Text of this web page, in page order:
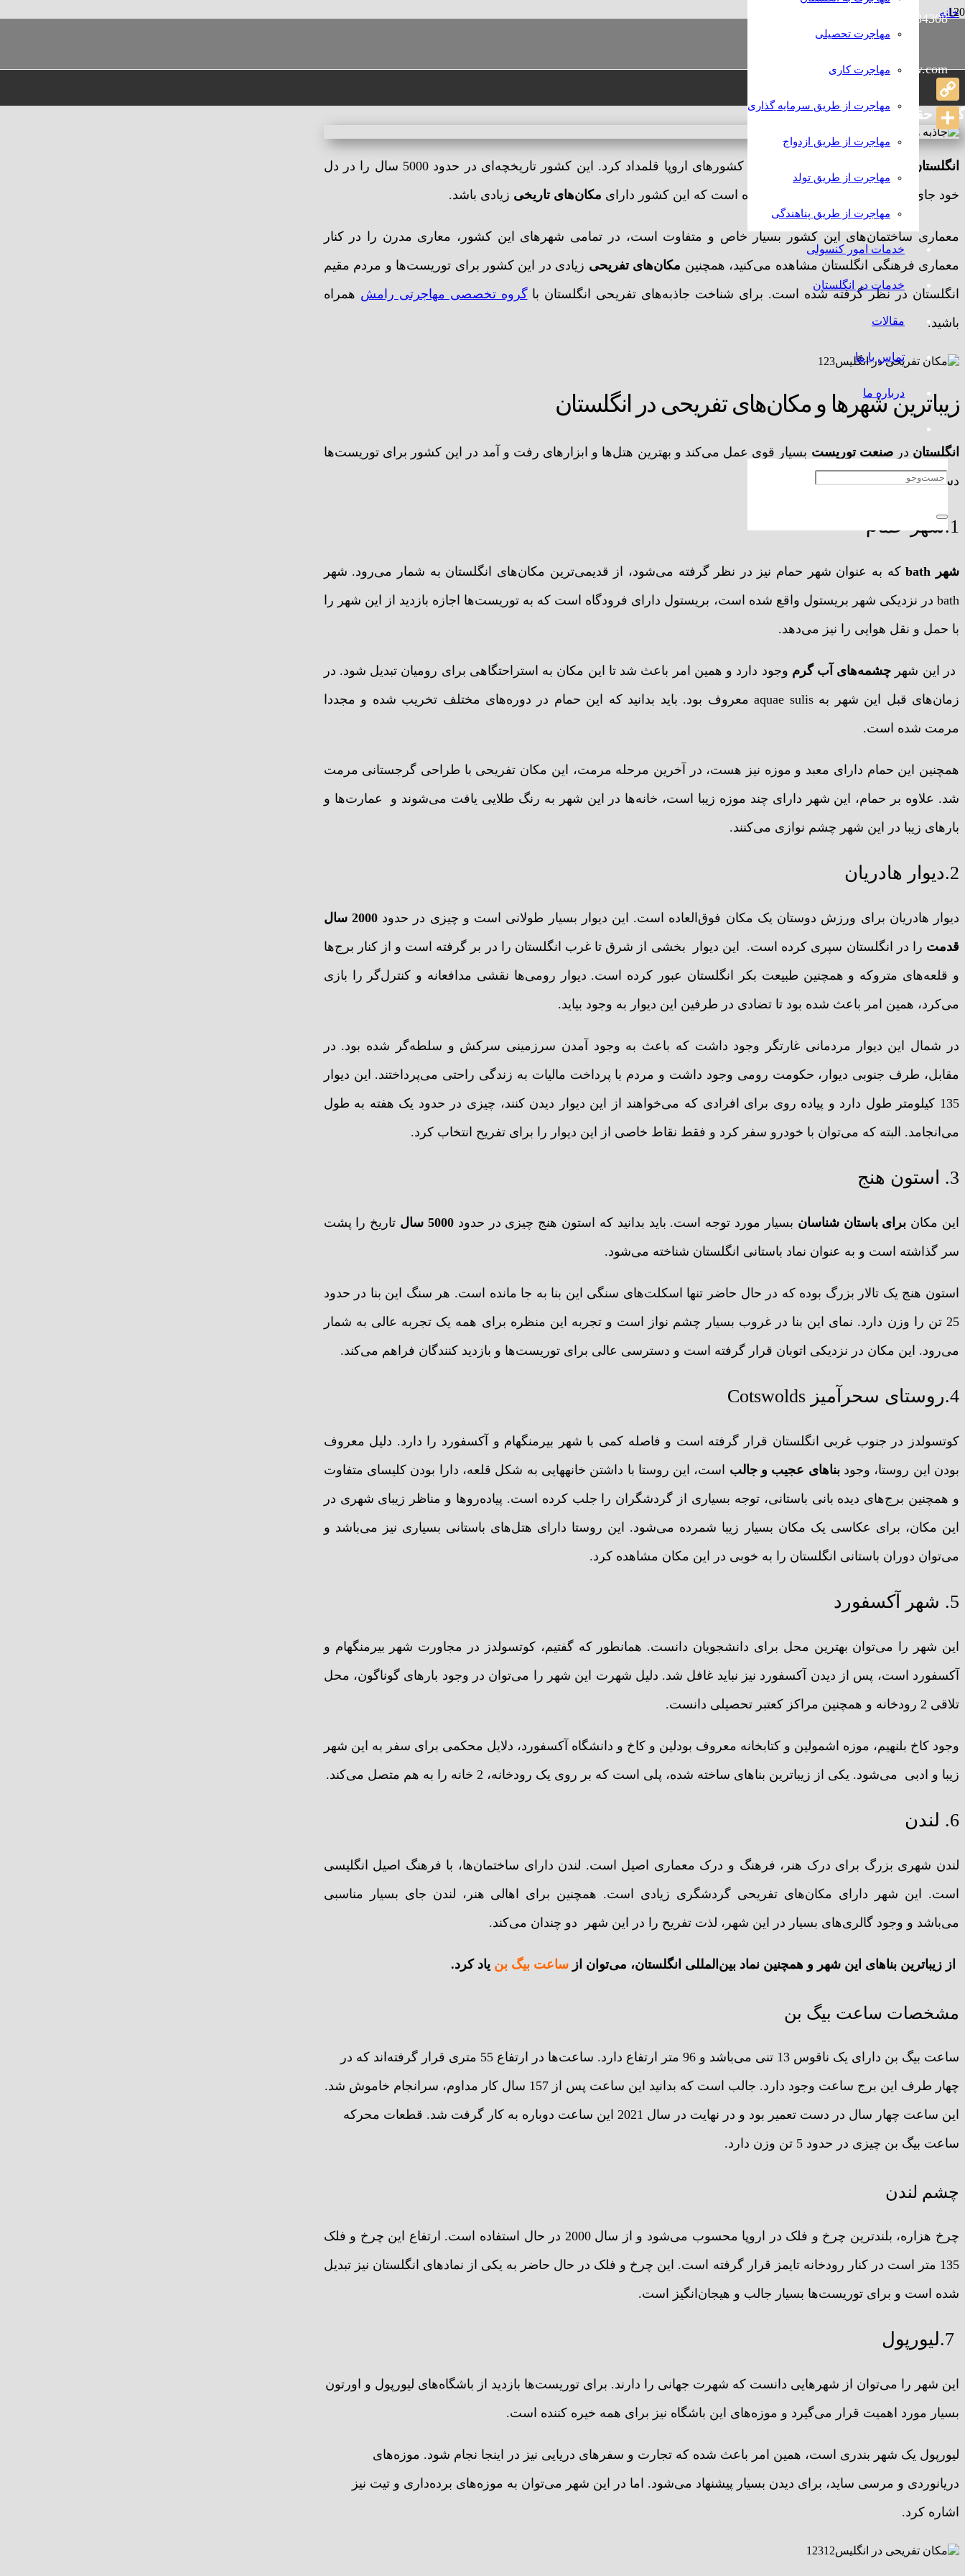
989386384308+
info@rameshlaw.com
مهاجرت تحصیلی
مهاجرت کاری
مهاجرت از طریق سرمایه گذاری
مهاجرت از طریق ازدواج
مهاجرت از طریق تولد
مهاجرت از طریق پناهندگی
خدمات امور کنسولی
خدمات در انگلستان
مقالات
تماس با ما
درباره ما
گروه حقوقی و مهاجرتی رامش
خانه
عمومی
جاذبه‌های تفریحی انگلستان
جاذبه‌های تفریحی انگلستان
انگلستان
را می‌توان یکی از قدیمی‌ترین کشورهای اروپا قلمداد کرد. این کشور تاریخچه‌ای در حدود 5000 سال را در دل
خود جای داده است، همین امر باعث شده است که این کشور دارای مکان‌های تاریخی زیادی باشد.
معماری ساختمان‌های این کشور بسیار خاص و متفاوت است، در تمامی شهرهای این کشور، معاری مدرن را در کنار
معماری فرهنگی انگلستان مشاهده می‌کنید، همچنین مکان‌های تفریحی زیادی در این کشور برای توریست‌ها و مردم مقیم
انگلستان در نظر گرفته شده است. برای شناخت جاذبه‌های تفریحی انگلستان باگروه تخصصی مهاجرتی رامش همراه
باشید.
زیباترین شهرها و مکان‌های تفریحی در انگلستان
انگلستان درصنعت توریست بسیار قوی عمل می‌کند و بهترین هتل‌ها و ابزارهای رفت و آمد در این کشور برای توریست‌ها
دسترس است.
1.شهر حمام
شهر bath
که به عنوان شهر حمام نیز در نظر گرفته می‌شود، از قدیمی‌ترین مکان‌های انگلستان به شمار می‌رود. شهر
bath در نزدیکی شهر بریستول واقع شده است، بریستول دارای فرودگاه است که به توریست‌ها اجازه بازدید از این شهر را
با حمل و نقل هوایی را نیز می‌دهد.
در این شهر چشمه‌های آب گرم وجود دارد و همین امر باعث شد تا این مکان به استراحتگاهی برای رومیان تبدیل شود. در
زمان‌های قبل این شهر به aquae sulis معروف بود. باید بدانید که این حمام در دور‌ه‌های مختلف تخریب شده و مجددا
مرمت شده است.
همچنین این حمام دارای معبد و موزه نیز هست، در آخرین مرحله مرمت، این مکان تفریحی با طراحی گرجستانی مرمت
شد. علاوه بر حمام، این شهر دارای چند موزه زیبا است، خانه‌ها در این شهر به رنگ طلایی یافت می‌شوند و عمارت‌ها و
بارهای زیبا در این شهر چشم نوازی می‌کنند.
2.دیوار هادریان
دیوار هادریان برای ورزش دوستان یک مکان فوق‌العاده است. این دیوار بسیار طولانی است و چیزی در حدود
2000 سال
قدمت را در انگلستان سپری کرده است. این دیوار بخشی از شرق تا غرب انگلستان را در بر گرفته است و از کنار برج‌ها
و قلعه‌های متروکه و همچنین طبیعت بکر انگلستان عبور کرده است. دیوار رومی‌ها نقشی مدافعانه و کنترل‌گر را بازی
می‌کرد، همین امر باعث شده بود تا تضادی در طرفین این دیوار به وجود بیاید.
در شمال این دیوار مردمانی غارتگر وجود داشت که باعث به وجود آمدن سرزمینی سرکش و سلطه‌گر شده بود. در
مقابل، طرف جنوبی دیوار، حکومت رومی وجود داشت و مردم با پرداخت مالیات به زندگی راحتی می‌پرداختند. این دیوار
135 کیلومتر طول دارد و پیاده روی برای افرادی که می‌خواهند از این دیوار دیدن کنند، چیزی در حدود یک هفته به طول
می‌انجامد. البته که می‌توان با خودرو سفر کرد و فقط نقاط خاصی از این دیوار را برای تفریح انتخاب کرد.
3. استون هنج
این مکان برای باستان شناسان بسیار مورد توجه است. باید بدانید که استون هنج چیزی در حدود5000 سال
تاریخ را پشت
سر گذاشته است و به عنوان نماد باستانی انگلستان شناخته می‌شود.
استون هنج یک تالار بزرگ بوده که در حال حاضر تنها اسکلت‌های سنگی این بنا به جا مانده است. هر سنگ این بنا در حدود
25 تن را وزن دارد. نمای این بنا در غروب بسیار چشم نواز است و تجربه این منظره برای همه یک تجربه عالی به شمار
می‌رود. این مکان در نزدیکی اتوبان قرار گرفته است و دسترسی عالی برای توریست‌ها و بازدید کنندگان فراهم می‌کند.
4.روستای سحرآمیز Cotswolds
کوتسولدز در جنوب غربی انگلستان قرار گرفته است و فاصله کمی با شهر بیرمنگهام و آکسفورد را دارد. دلیل معروف
بودن این روستا، وجودبنا‌های عجیب و جالب
است، این روستا با داشتن خانه‎هایی به شکل قلعه، دارا بودن کلیسای متفاوت
و همچنین برج‌های دیده بانی باستانی، توجه بسیاری از گردشگران را جلب کرده است. پیاده‌روها و مناظر زیبای شهری در
این مکان، برای عکاسی یک مکان بسیار زیبا شمرده می‌شود. این روستا دارای هتل‌های باستانی بسیاری نیز می‌باشد و
می‌توان دوران باستانی انگلستان را به خوبی در این مکان مشاهده کرد.
5. شهر آکسفورد
این شهر را می‌توان بهترین محل برای دانشجویان دانست. همانطور که گفتیم، کوتسولدز در مجاورت شهر بیرمنگهام و
آکسفورد است، پس از دیدن آکسفورد نیز نباید غافل شد. دلیل شهرت این شهر را می‌توان در وجود بارهای گوناگون، محل
تلاقی 2 رودخانه و همچنین مراکز کعتبر تحصیلی دانست.
وجود کاخ‌ بلنهیم، موزه اشمولین و کتابخانه معروف بودلین و کاخ و دانشگاه آکسفورد، دلایل محکمی برای سفر به این شهر
زیبا و ادبی می‌شود. یکی از زیباترین بناهای ساخته شده، پلی است که بر روی یک رودخانه، 2 خانه را به هم متصل می‌کند.
6. لندن
لندن شهری بزرگ برای درک هنر، فرهنگ و درک معماری اصیل است. لندن دارای ساختمان‌ها، با فرهنگ اصیل انگلیسی
است. این شهر دارای مکان‌های تفریحی گردشگری زیادی است. همچنین برای اهالی هنر، لندن جای بسیار مناسبی
می‌باشد و وجود گالری‌های بسیار در این شهر، لذت تفریح را در این شهر دو چندان می‌کند.
از زیباترین بناهای این شهر و همچنین نماد بین‌المللی انگلستان، می‌توان از ساعت بیگ بن یاد کرد.
مشخصات ساعت بیگ بن
ساعت بیگ بن دارای یک ناقوس 13 تنی می‌باشد و 96 متر ارتفاع دارد. ساعت‌ها در ارتفاع 55 متری قرار گرفته‌اند که در
چهار طرف این برج ساعت وجود دارد. جالب است که بدانید این ساعت پس از 157 سال کار مداوم، سرانجام خاموش شد.
این ساعت چهار سال در دست تعمیر بود و در نهایت در سال 2021 این ساعت دوباره به کار گرفت شد. قطعات محرکه
ساعت بیگ بن چیزی در حدود 5 تن وزن دارد.
چشم لندن
چرخ هزاره، بلندترین چرخ و فلک در اروپا محسوب می‌شود و از سال 2000 در حال استفاده است. ارتفاع این چرخ و فلک
135 متر است در کنار رودخانه تایمز قرار گرفته است. این چرخ و فلک در حال حاضر به یکی از نمادهای انگلستان نیز تبدیل
شده است و برای توریست‌ها بسیار جالب و هیجان‌انگیز است.
این شهر را می‌توان از شهرهایی دانست که شهرت جهانی را دارند. برای توریست‌ها بازدید از باشگاه‌های لیورپول و اورتون
بسیار مورد اهمیت قرار می‌گیرد و موزه‌های این باشگاه نیز برای همه خیره کننده است.
لیورپول یک شهر بندری است، همین امر باعث شده که تجارت و سفرهای دریایی نیز در اینجا نجام شود. موزه‌های
دریانوردی و مرسی ساید، برای دیدن بسیار پیشنهاد می‌شود. اما در این شهر می‌توان به موزه‌های برده‌داری و تیت نیز
اشاره کرد.
Copy
Link
Share